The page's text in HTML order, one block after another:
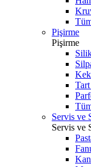
Pişirme
Pişirme
Kek
Tart
Servis ve
Servis ve